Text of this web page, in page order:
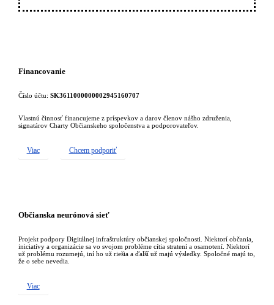
Financovanie
Číslo účtu: SK3611000000002945160707
Vlastnú činnosť financujeme z príspevkov a darov členov nášho združenia,
signatárov Charty Občianskeho spoločenstva a podporovateľov.
Viac Chcem podporiť
Občianska neurónová sieť
Projekt podpory Digitálnej infraštruktúry občianskej spoločnosti. Niektorí občania,
iniciatívy a organizácie sa vo svojom probléme cítia stratení a osamotení. Niektorí
už problému rozumejú, iní ho už riešia a ďalší už majú výsledky. Spoločné majú to,
že o sebe nevedia.
Viac